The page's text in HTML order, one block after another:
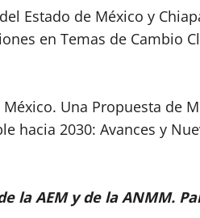
Estado de México y
en Temas de Cambio
Una Propuesta de
hacia 2030: Avances y
la AEM y de la ANMM.